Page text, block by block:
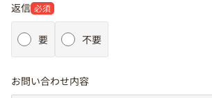
返信 必須
要 不要
お問い合わせ内容